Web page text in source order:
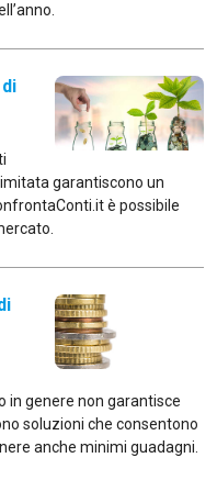
garantiscono un
è possibile
in genere non garantisce
soluzioni che consentono
anche minimi guadagni.